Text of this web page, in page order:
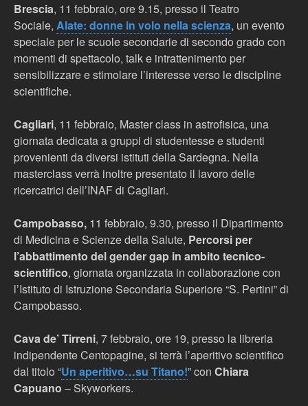
Brescia, 11 febbraio, ore 9.15, presso il Teatro
Sociale, Alate: donne in volo nella scienza, un evento
speciale per le scuole secondarie di secondo grado con
momenti di spettacolo, talk e intrattenimento per
sensibilizzare e stimolare l’interesse verso le discipline
scientifiche.
Cagliari, 11 febbraio, Master class in astrofisica, una
giornata dedicata a gruppi di studentesse e studenti
provenienti da diversi istituti della Sardegna. Nella
masterclass verrà inoltre presentato il lavoro delle
ricercatrici dell’INAF di Cagliari.
Campobasso, 11 febbraio, 9.30, presso il Dipartimento
di Medicina e Scienze della Salute, Percorsi per
l’abbattimento del gender gap in ambito tecnico-
scientifico, giornata organizzata in collaborazione con
l’Istituto di Istruzione Secondaria Superiore “S. Pertini” di
Campobasso.
Cava de’ Tirreni, 7 febbraio, ore 19, presso la libreria
indipendente Centopagine, si terrà l’aperitivo scientifico
dal titolo “Un aperitivo…su Titano!” con Chiara
Capuano – Skyworkers.